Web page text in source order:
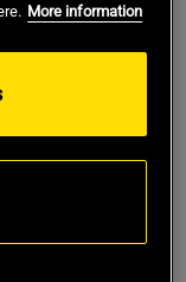
Gold
More information